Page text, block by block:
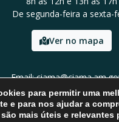
De segunda-feira a sexta-
Ver no mapa
Email:
Tel: (92) 2123 9999
para permitir uma
e para nos ajudar a
mais úteis e relevantes